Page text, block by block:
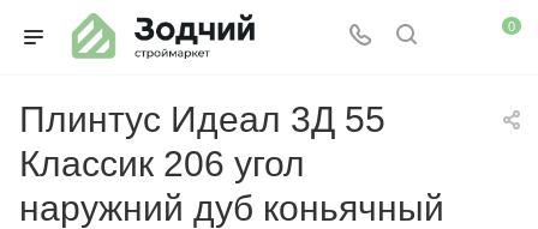
0
Плинтус Идеал 3Д 55
Классик 206 угол
наружний дуб коньячный